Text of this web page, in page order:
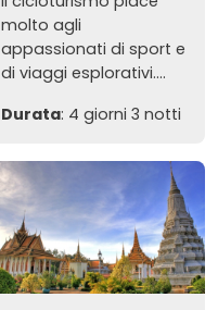
molto agli
appassionati di sport e
di viaggi esplorativi....
Durata: 4 giorni 3 notti